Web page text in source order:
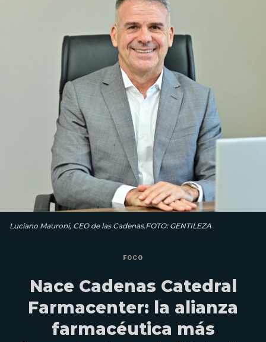
Luciano Mauroni, CEO de las Cadenas.FOTO: GENTILEZA
FOCO
Nace Cadenas Catedral
Farmacenter: la alianza
farmacéutica más